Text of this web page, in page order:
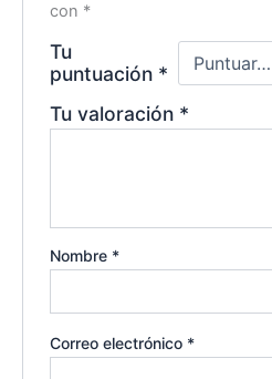
con *
Tu
puntuación *
Tu valoración *
Nombre *
Correo electrónico *